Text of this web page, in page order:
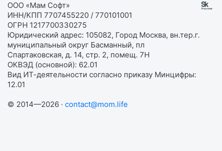
ООО «Мам Софт»
ИНН/КПП 7707455220 / 770101001
ОГРН 1217700330275
Юридический адрес: 105082, Город Москва, вн.тер.г.
муниципальный округ Басманный, пл
Спартаковская, д. 14, стр. 2, помещ. 7Н
ОКВЭД (основной): 62.01
Вид ИТ-деятельности согласно приказу Минцифры:
12.01
© 2014—2026 · contact@mom.life